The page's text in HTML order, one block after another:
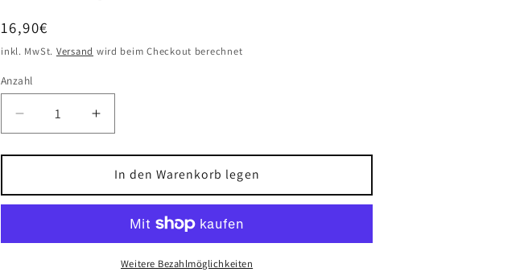
Normaler
Preis
16,90€
inkl. MwSt. Versand wird beim Checkout berechnet
Anzahl
Verringere
die
Menge
1x
SKF
3302
Erhöhe
die
Menge
1x
SKF
Explorer
3302
ATN9
In den Warenkorb legen
Weitere Bezahlmöglichkeiten